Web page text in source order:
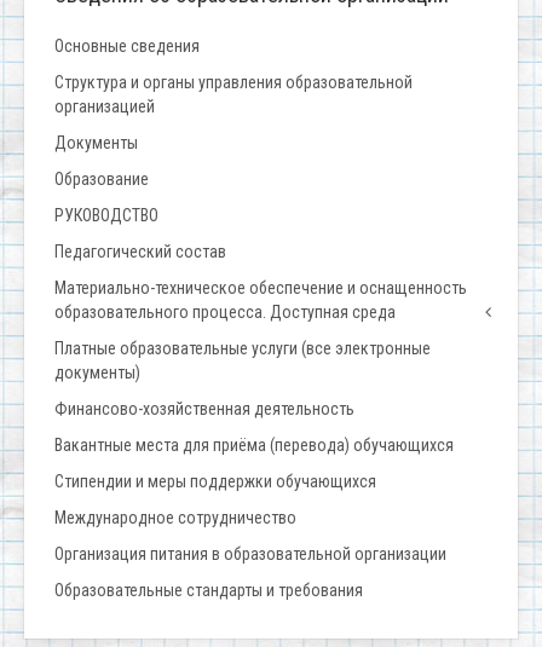
Основные сведения
Структура и органы управления образовательной
организацией
Документы
Образование
РУКОВОДСТВО
Педагогический состав
Материально-техническое обеспечение и оснащенность
образовательного процесса. Доступная среда
Платные образовательные услуги (все электронные
документы)
Финансово-хозяйственная деятельность
Вакантные места для приёма (перевода) обучающихся
Стипендии и меры поддержки обучающихся
Международное сотрудничество
Организация питания в образовательной организации
Образовательные стандарты и требования